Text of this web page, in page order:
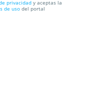
privacidad y aceptas la
de uso del portal